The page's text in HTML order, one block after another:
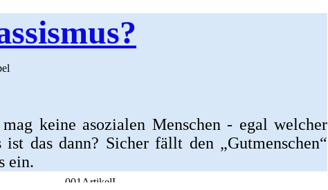
keine asozialen Menschen - egal welcher
ist das dann? Sicher fällt den „Gutmenschen“
ein.